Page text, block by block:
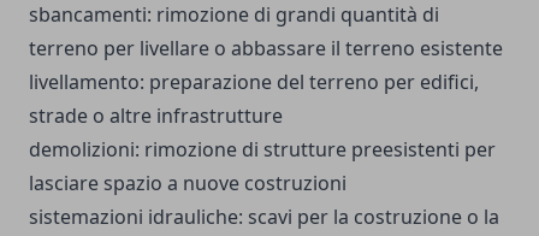
sbancamenti: rimozione di grandi quantità di
terreno per livellare o abbassare il terreno esistente
livellamento: preparazione del terreno per edifici,
strade o altre infrastrutture
demolizioni: rimozione di strutture preesistenti per
lasciare spazio a nuove costruzioni
sistemazioni idrauliche: scavi per la costruzione o la